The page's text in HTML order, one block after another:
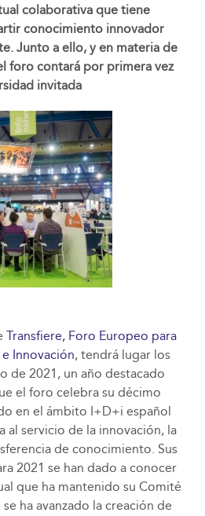
colaborativa que tiene
conocimiento innovador
Junto a ello, y en materia de
foro contará por primera vez
invitada
Transfiere, Foro Europeo para
Innovación, tendrá lugar los
de 2021, un año destacado
el foro celebra su décimo
en el ámbito I+D+i español
al servicio de la innovación, la
de conocimiento. Sus
2021 se han dado a conocer
que ha mantenido su Comité
ha avanzado la creación de